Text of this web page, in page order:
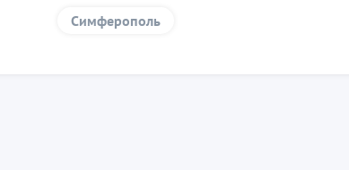
Симферополь